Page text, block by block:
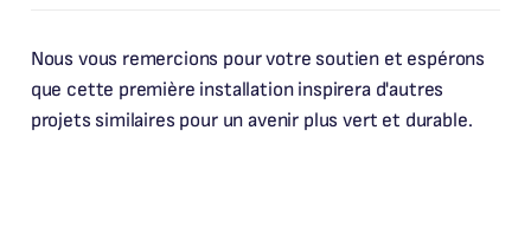
Nous vous remercions pour votre soutien et espérons
que cette première installation inspirera d'autres
projets similaires pour un avenir plus vert et durable.